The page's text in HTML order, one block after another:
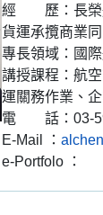
經 歷：長榮航
貨運承攬商業
專長領域：國
講授課程：航
運關務作業、
電 話：03-
E-Mail ：
e-Portfolo ：